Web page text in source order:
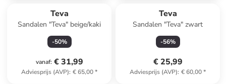
Teva
Sandalen "Teva" beige/kaki
-50%
vanaf: € 31,99
Adviesprijs (AVP): € 65,00*
Teva
Sandalen "Teva" zwart
-56%
€ 25,99
Adviesprijs (AVP): € 60,00*